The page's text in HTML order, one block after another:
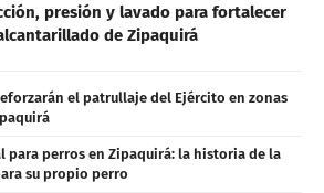
presión y lavado para fortalecer
de Zipaquirá
el patrullaje del Ejército en zonas
para perros en Zipaquirá: la historia de la
su propio perro